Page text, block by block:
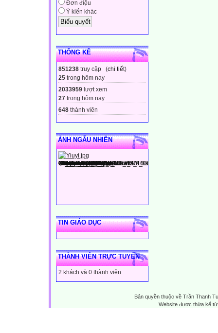
Đơn điệu
Ý kiến khác
THỐNG KÊ
851238 truy cập (chi tiết)
25 trong hôm nay
2033959 lượt xem
27 trong hôm nay
648 thành viên
ẢNH NGẪU NHIÊN
TIN GIÁO DỤC
THÀNH VIÊN TRỰC TUYẾN
2 khách và 0 thành viên
Bản quyền thuộc về Trần Thanh
Website được thừa kế